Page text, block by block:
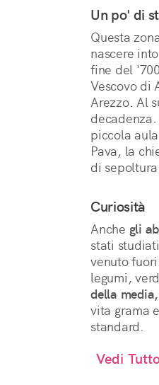
Un po' di
Questa
nascere
fine del
Vescovo di
Arezzo. Al
piccola
Pava, la
di
Curiosità
Anche gli
stati
venuto
legumi,
della media,
vita grama
standard.
Vedi